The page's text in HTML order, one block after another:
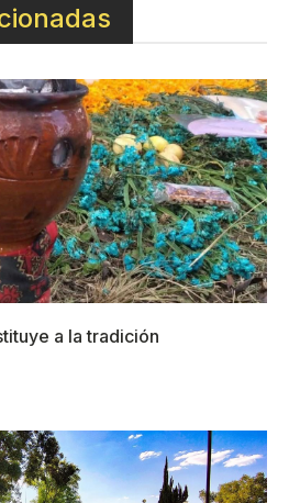
a la tradición